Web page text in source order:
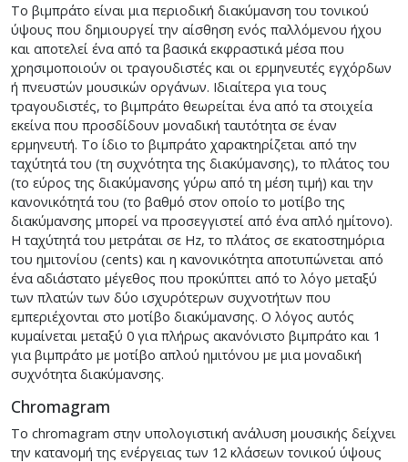
Το βιμπράτο είναι μια περιοδική διακύμανση του τονικού
ύψους που δημιουργεί την αίσθηση ενός παλλόμενου ήχου
και αποτελεί ένα από τα βασικά εκφραστικά μέσα που
χρησιμοποιούν οι τραγουδιστές και οι ερμηνευτές εγχόρδων
ή πνευστών μουσικών οργάνων. Ιδιαίτερα για τους
τραγουδιστές, το βιμπράτο θεωρείται ένα από τα στοιχεία
εκείνα που προσδίδουν μοναδική ταυτότητα σε έναν
ερμηνευτή. Το ίδιο το βιμπράτο χαρακτηρίζεται από την
ταχύτητά του (τη συχνότητα της διακύμανσης), το πλάτος του
(το εύρος της διακύμανσης γύρω από τη μέση τιμή) και την
κανονικότητά του (το βαθμό στον οποίο το μοτίβο της
διακύμανσης μπορεί να προσεγγιστεί από ένα απλό ημίτονο).
Η ταχύτητά του μετράται σε Hz, το πλάτος σε εκατοστημόρια
του ημιτονίου (cents) και η κανονικότητα αποτυπώνεται από
ένα αδιάστατο μέγεθος που προκύπτει από το λόγο μεταξύ
των πλατών των δύο ισχυρότερων συχνοτήτων που
εμπεριέχονται στο μοτίβο διακύμανσης. Ο λόγος αυτός
κυμαίνεται μεταξύ 0 για πλήρως ακανόνιστο βιμπράτο και 1
για βιμπράτο με μοτίβο απλού ημιτόνου με μια μοναδική
συχνότητα διακύμανσης.
Chromagram
Το chromagram στην υπολογιστική ανάλυση μουσικής δείχνει
την κατανομή της ενέργειας των 12 κλάσεων τονικού ύψους